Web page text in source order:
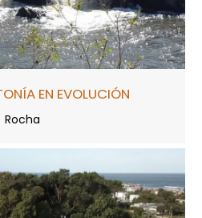
EN EVOLUCIÓN
Rocha